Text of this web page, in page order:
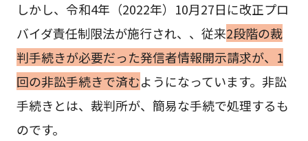
しかし、令和4年（2022年）10月27日に改正プロ
バイダ責任制限法が施行され、、従来2段階の裁
判手続きが必要だった発信者情報開示請求が、1
回の非訟手続きで済むようになっています。非訟
手続きとは、裁判所が、簡易な手続で処理するも
のです。